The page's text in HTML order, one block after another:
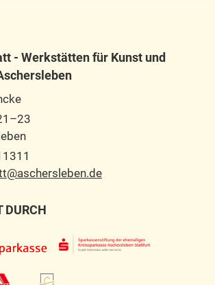
- Werkstätten für Kunst und
DURCH